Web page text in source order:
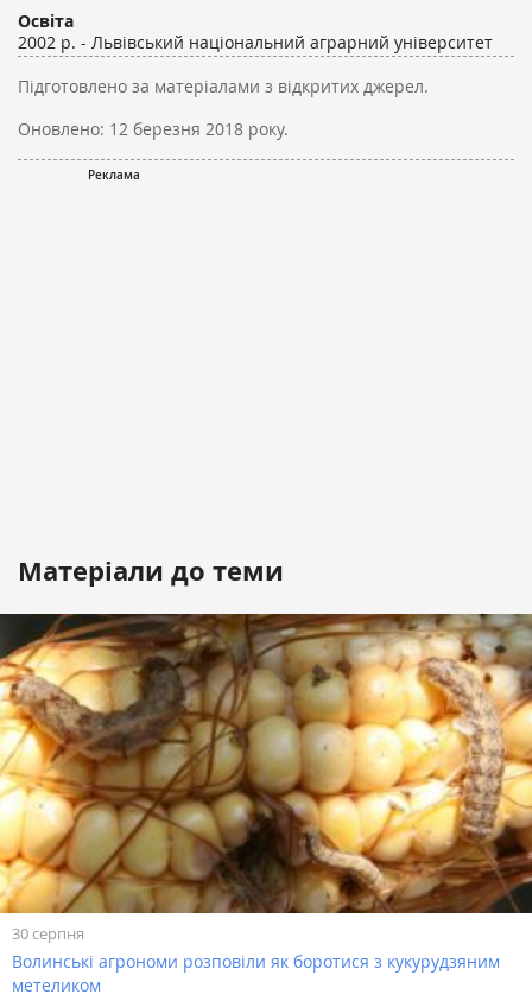
Освіта
2002 р. - Львівський національний аграрний університет
Підготовлено за матеріалами з відкритих джерел.
Оновлено: 12 березня 2018 року.
Матеріали до теми
30 серпня
Волинські агрономи розповіли як боротися з кукурудзяним
метеликом